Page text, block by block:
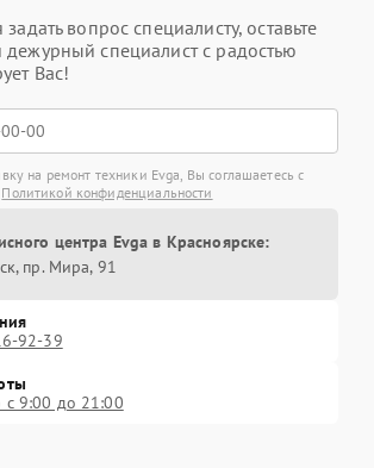
задать вопрос специалисту, оставьте
специалист с радостью
Вас!
на ремонт техники Evga, Вы соглашаетесь с
Политикой конфиденциальности
центра Evga в Красноярске:
​пр. Мира, 91
92-39
с 9:00 до 21:00